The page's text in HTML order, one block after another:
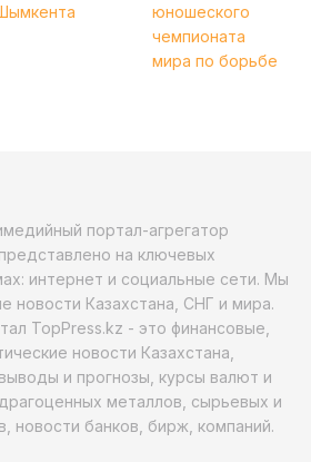
юношеского
чемпионата
мира по борьбе
портал-агрегатор
на ключевых
интернет и социальные сети. Мы
новости Казахстана, СНГ и мира.
TopPress.kz - это финансовые,
новости Казахстана,
и прогнозы, курсы валют и
металлов, сырьевых и
новости банков, бирж, компаний.